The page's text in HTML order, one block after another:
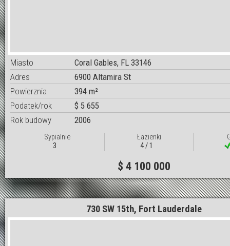
Miasto
Coral Gables, FL 33146
Adres
6900 Altamira St
Powierznia
394 m²
Podatek/rok
$ 5 655
Rok budowy
2006
Sypialnie
3
Łazienki
4 / 1
$ 4 100 000
730 SW 15th, Fort Lauderdale